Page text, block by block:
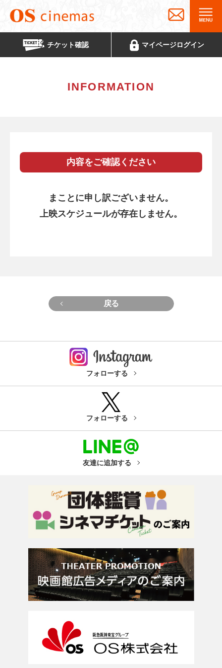
チケット確認 マイページログイン
INFORMATION
内容をご確認ください
まことに申し訳ございません。
上映スケジュールが存在しません。
戻る
フォローする
フォローする
友達に追加する